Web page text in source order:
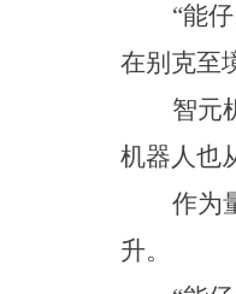
“能
在别克至
智元
机器人也
作为
升。